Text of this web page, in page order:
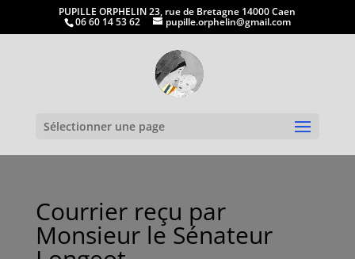
PUPILLE ORPHELIN 23, rue de Bretagne 14000 Caen
06 60 14 53 62 pupille.orphelin@gmail.com
Sélectionner une page
Courrier reçu par
Monsieur le Sénateur